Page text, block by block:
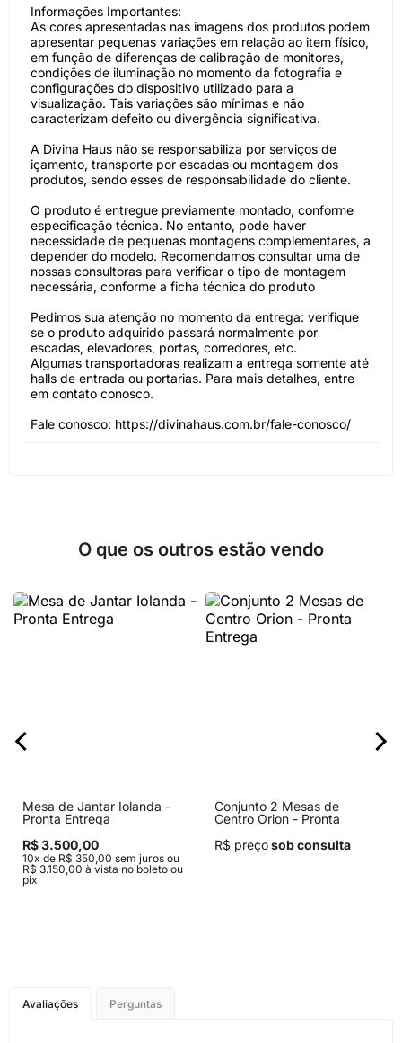
Informações Importantes:
As cores apresentadas nas imagens dos produtos podem
apresentar pequenas variações em relação ao item físico,
em função de diferenças de calibração de monitores,
condições de iluminação no momento da fotografia e
configurações do dispositivo utilizado para a
visualização. Tais variações são mínimas e não
caracterizam defeito ou divergência significativa.
A Divina Haus não se responsabiliza por serviços de
içamento, transporte por escadas ou montagem dos
produtos, sendo esses de responsabilidade do cliente.
O produto é entregue previamente montado, conforme
especificação técnica. No entanto, pode haver
necessidade de pequenas montagens complementares, a
depender do modelo. Recomendamos consultar uma de
nossas consultoras para verificar o tipo de montagem
necessária, conforme a ficha técnica do produto
Pedimos sua atenção no momento da entrega: verifique
se o produto adquirido passará normalmente por
escadas, elevadores, portas, corredores, etc.
Algumas transportadoras realizam a entrega somente até
halls de entrada ou portarias. Para mais detalhes, entre
em contato conosco.
Fale conosco: https://divinahaus.com.br/fale-conosco/
O que os outros estão vendo
Mesa de Jantar Iolanda -
Pronta Entrega
R$ 3.500,00
10x de R$ 350,00 sem juros ou
R$ 3.150,00 à vista no boleto ou
pix
Conjunto 2 Mesas de
Centro Orion - Pronta
R$ preçosob consulta
Avaliações Perguntas